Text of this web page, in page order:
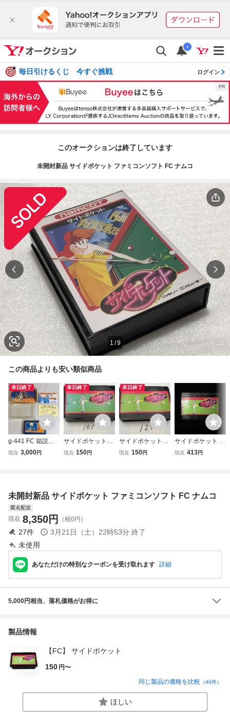
i
毎日引けるくじ 今すぐ挑戦 ログイン
このオークションは終了しています
未開封新品 サイドポケット ファミコンソフト FC ナムコ
1 /9
この商品よりも安い類似商品
本日終了
g-441 FC 箱説付
き レッキングクル
現在 3,000円
本日終了
サイドポケット
任天堂 FC ファ
現在 150円
本日終了
サイドポケット
任天堂 FC ファ
現在 150円
サイドポケット F
C ファミコン
現在 413円
未開封新品 サイドポケット ファミコンソフト FC ナムコ
匿名配送
現在 8,350円 （税0円）
27件 3月21日（土）22時53分 終了
未使用
あなただけの特別なクーポンを受け取れます 詳細
5,000円相当、落札価格がお得に
製品情報
【FC】 サイドポケット
150 円〜
同じ製品の価格を比較 （40件）
ほしい